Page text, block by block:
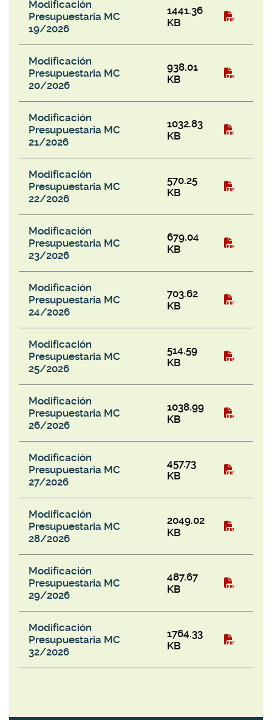
Modificación
Presupuestaria MC
19/2026
1441.36
KB
Modificación
Presupuestaria MC
20/2026
938.01
KB
Modificación
Presupuestaria MC
21/2026
1032.83
KB
Modificación
Presupuestaria MC
22/2026
570.25
KB
Modificación
Presupuestaria MC
23/2026
679.04
KB
Modificación
Presupuestaria MC
24/2026
703.62
KB
Modificación
Presupuestaria MC
25/2026
514.59
KB
Modificación
Presupuestaria MC
26/2026
1038.99
KB
Modificación
Presupuestaria MC
27/2026
457.73
KB
Modificación
Presupuestaria MC
28/2026
2049.02
KB
Modificación
Presupuestaria MC
29/2026
487.67
KB
Modificación
Presupuestaria MC
32/2026
1764.33
KB